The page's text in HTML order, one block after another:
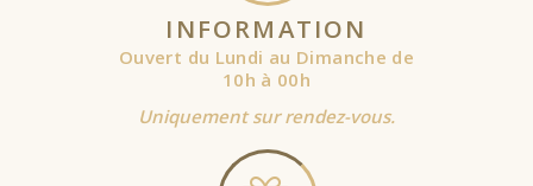
INFORMATION
Ouvert du Lundi au Dimanche de
10h à 00h
Uniquement sur rendez-vous.